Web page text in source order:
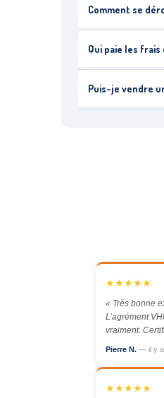
Comment se
Qui paie les frais
Puis-je vendre
★★★★★
« Très bonne
L’agrément
vraiment.
Pierre N. — il y a
★★★★★